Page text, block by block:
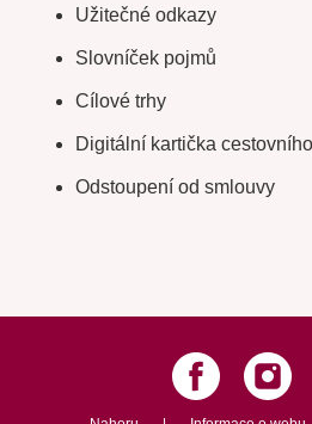
Užitečné odkazy
Slovníček pojmů
Cílové trhy
Digitální kartička
Odstoupení od smlouvy